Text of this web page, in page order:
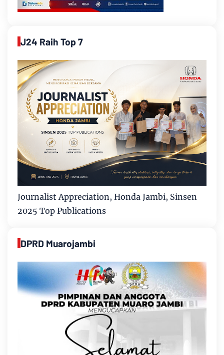
J24 Raih Top 7
Journalist Appreciation, Honda Jambi, Sinsen
2025 Top Publications
DPRD Muarojambi